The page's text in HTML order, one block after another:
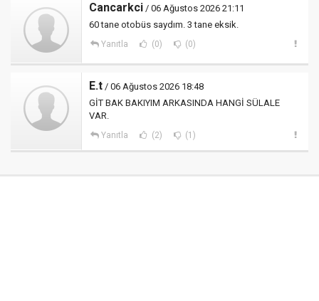
Cancarkci / 06 Ağustos 2026 21:11
60 tane otobüs saydım. 3 tane eksik.
Yanıtla (0) (0)
E.t / 06 Ağustos 2026 18:48
GİT BAK BAKIYIM ARKASINDA HANGİ SÜLALE
VAR.
Yanıtla (2) (1)